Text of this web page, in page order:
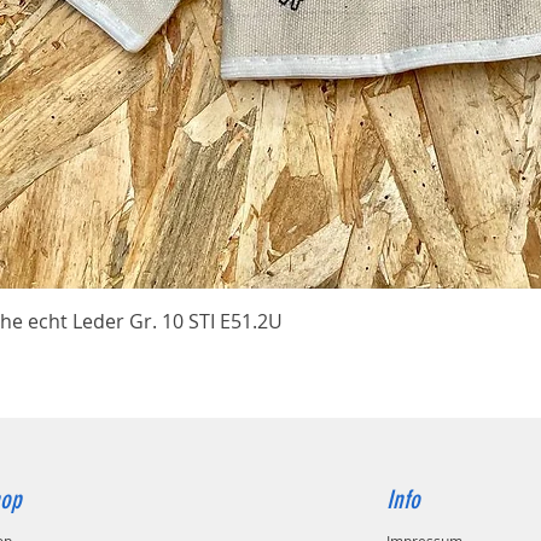
Schnellansicht
echt Leder Gr. 10 STI E51.2U
Info